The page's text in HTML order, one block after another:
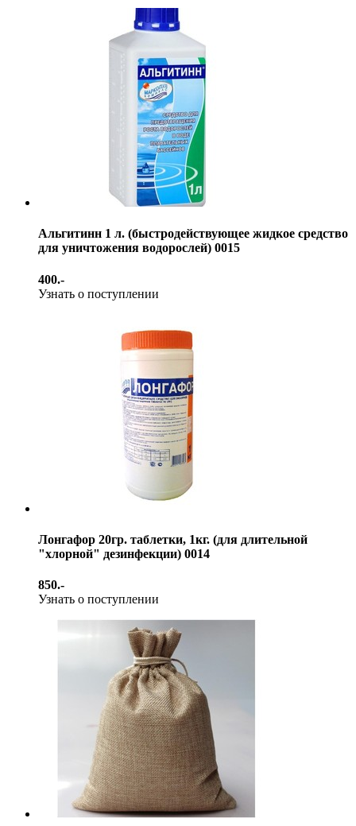
Альгитинн 1 л. (быстродействующее жидкое средство
для уничтожения водорослей) 0015
400.-
Узнать о поступлении
Лонгафор 20гр. таблетки, 1кг. (для длительной
"хлорной" дезинфекции) 0014
850.-
Узнать о поступлении